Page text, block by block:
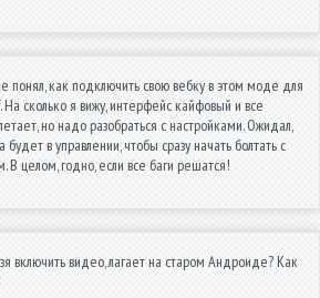
понял, как подключить свою вебку в этом моде для
На сколько я вижу, интерфейс кайфовый и все
но надо разобраться с настройками. Ожидал,
будет в управлении, чтобы сразу начать болтать с
В целом, годно, если все баги решатся!
включить видео, лагает на старом Андроиде? Как